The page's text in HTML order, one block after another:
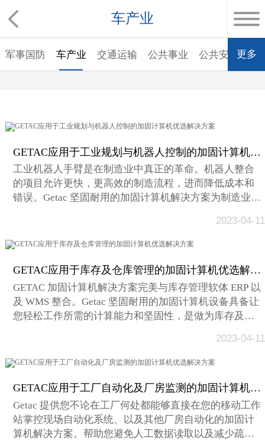
车产业
军事国防 车产业 交通运输 公共事业 公共安全 石
更多
GETAC应用于工业规划与机器人控制的加固计算机优选解决方案
工业机器人手臂是在制造业中真正的革命。机器人整合
的项目允许更快，更高效的制造流程，进而降低成本和
错误。Getac 坚固耐用的加固计算机解决方案为制造业中
您的加固计算机设备连结到现场让您执行工业编程、直
接控制机器人、收集技术数据以及及早识别加固计算机
2023-04-11
GETAC应用于库存及仓库管理的加固计算机优选解决方案
GETAC 加固计算机解决方案完美与库存管理软体 ERP 以
及 WMS 整合。Getac 坚固耐用的加固计算机设备具备让
您轻松工作所需的计算能力和坚固性，是做为库存及仓
2023-04-11
GETAC应用于工厂自动化及厂房监测的加固计算机优选解决方案
Getac 提供您不论在工厂何处都能够直接在您的移动工作
站掌控现场自动化系统、以及其他厂房自动化的加固计
算机解决方案。帮助您避免人工数据读取以及减少疏